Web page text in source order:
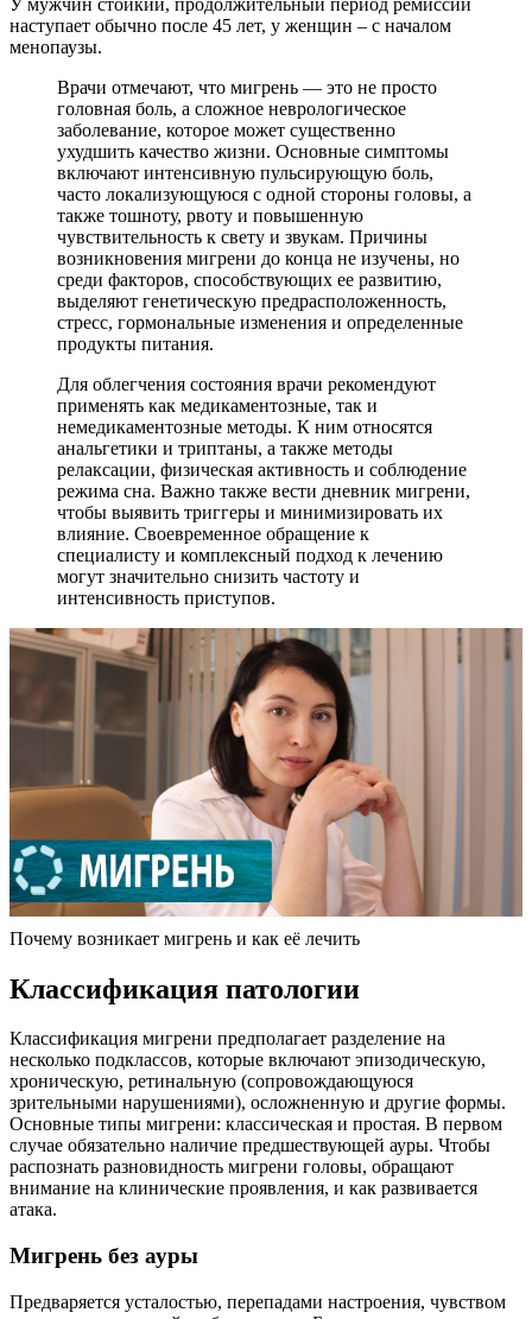
наступает обычно после 45 лет, у женщин – с началом
менопаузы.
Врачи отмечают, что мигрень — это не просто
головная боль, а сложное неврологическое
заболевание, которое может существенно
ухудшить качество жизни. Основные симптомы
включают интенсивную пульсирующую боль,
часто локализующуюся с одной стороны головы, а
также тошноту, рвоту и повышенную
чувствительность к свету и звукам. Причины
возникновения мигрени до конца не изучены, но
среди факторов, способствующих ее развитию,
выделяют генетическую предрасположенность,
стресс, гормональные изменения и определенные
продукты питания.
Для облегчения состояния врачи рекомендуют
применять как медикаментозные, так и
немедикаментозные методы. К ним относятся
анальгетики и триптаны, а также методы
релаксации, физическая активность и соблюдение
режима сна. Важно также вести дневник мигрени,
чтобы выявить триггеры и минимизировать их
влияние. Своевременное обращение к
специалисту и комплексный подход к лечению
могут значительно снизить частоту и
интенсивность приступов.
Почему возникает мигрень и как её лечить
Классификация патологии
Классификация мигрени предполагает разделение на
несколько подклассов, которые включают эпизодическую,
хроническую, ретинальную (сопровождающуюся
зрительными нарушениями), осложненную и другие формы.
Основные типы мигрени: классическая и простая. В первом
случае обязательно наличие предшествующей ауры. Чтобы
распознать разновидность мигрени головы, обращают
внимание на клинические проявления, и как развивается
атака.
Мигрень без ауры
Предваряется усталостью, перепадами настроения, чувством